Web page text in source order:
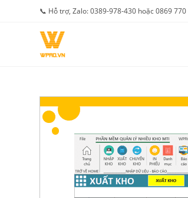
📞 Hỗ trợ, Zalo: 0389-978-430 hoặc 0869